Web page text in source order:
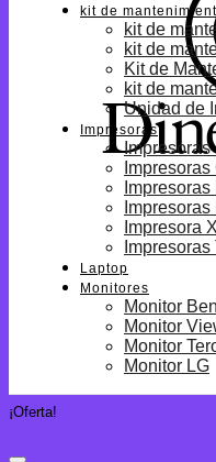
kit de
kit de
kit de
Kit de
kit de
Unidad de
Impresoras
Impresoras
Impresoras
Impresora
Laptop
Monitores
Monitor
Monitor
Monitor
Monitor LG
¡Oferta!